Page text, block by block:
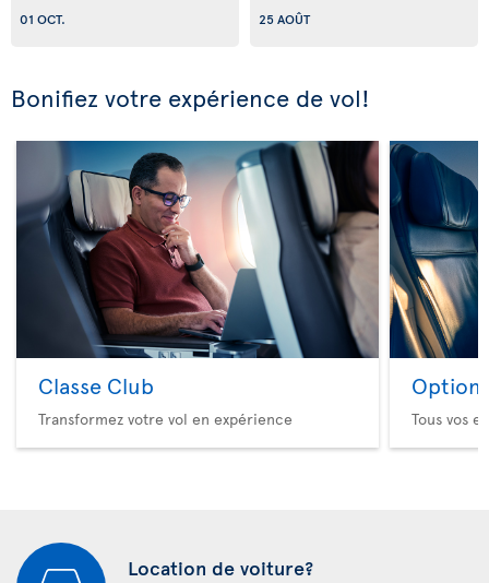
01 OCT.
25 AOÛT
Bonifiez votre expérience de vol!
Classe Club
Transformez votre vol en expérience
Option
Tous vos
Location de voiture?